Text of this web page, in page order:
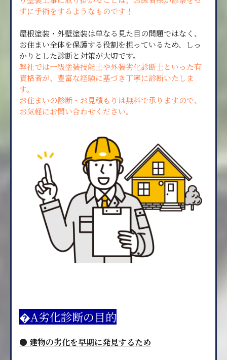
ずに手術をするようなものです！
屋根塗装・外壁塗装は単なる見た目の問題ではなく、
お住まい全体を保護する役割を担っているため、しっ
かりとした診断と対策が大切です。
弊社では一級塗装技能士や外装劣化診断士といった有
資格者が、豊富な経験に基づき丁寧に診断いたしま
す。
お住まいの診断・お見積もりは無料で承りますので、
お気軽にお問い合わせください。
�A劣化診断の目的
● 建物の劣化を早期に発見するため